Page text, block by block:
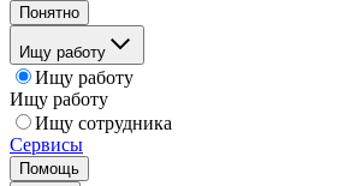
Понятно
Ищу работу
Ищу работу
Ищу работу
Ищу сотрудника
Сервисы
Помощь